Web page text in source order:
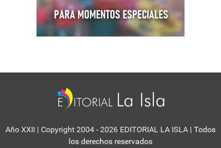
Año XXII | Copyright 2004 - 2026 EDITORIAL LA ISLA | Todos
los derechos reservados